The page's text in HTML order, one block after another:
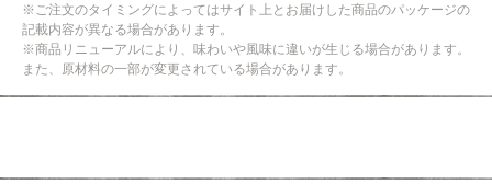
※ご注文のタイミングによってはサイト上とお届けした商品のパッケージの
記載内容が異なる場合があります。
※商品リニューアルにより、味わいや風味に違いが生じる場合があります。
また、原材料の一部が変更されている場合があります。